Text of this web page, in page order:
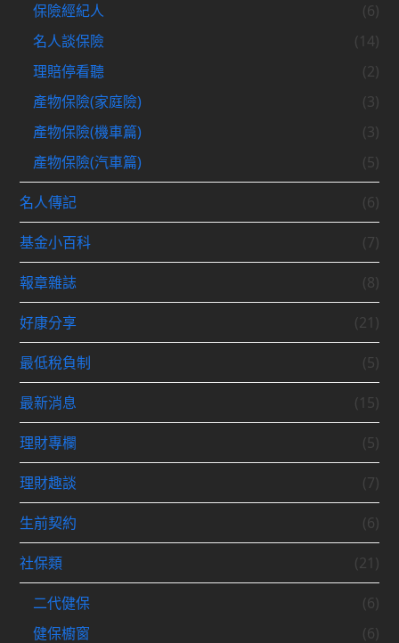
保險經紀人
(6)
名人談保險
(14)
理賠停看聽
(2)
產物保險(家庭險)
(3)
產物保險(機車篇)
(3)
產物保險(汽車篇)
(5)
名人傳記 (6)
基金小百科 (7)
報章雜誌 (8)
好康分享 (21)
最低稅負制 (5)
最新消息 (15)
理財專欄 (5)
理財趣談 (7)
生前契約 (6)
社保類 (21)
二代健保
(6)
健保櫥窗
(6)